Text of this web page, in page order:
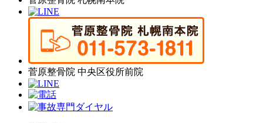
菅原整骨院 中央区役所前院